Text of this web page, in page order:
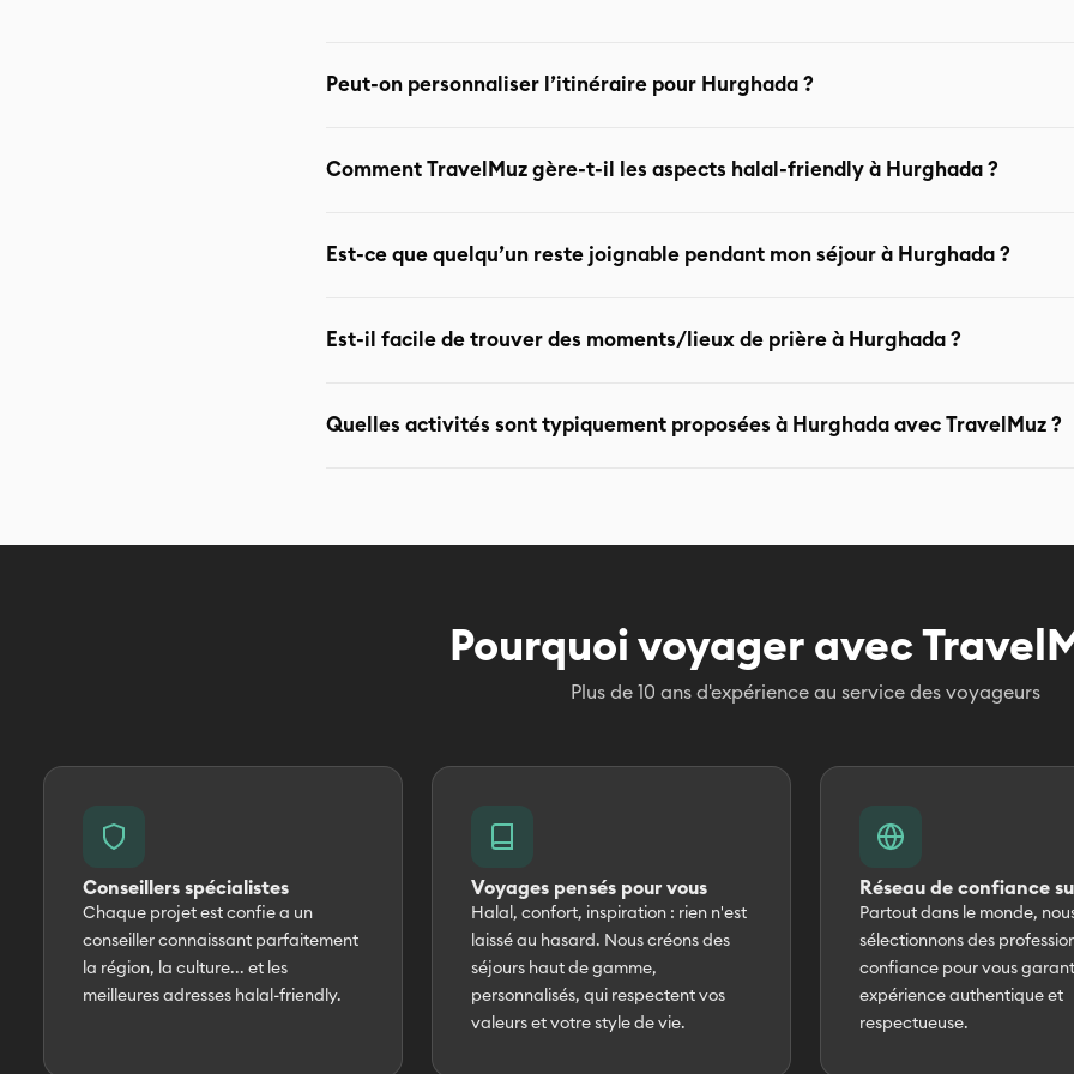
Peut-on personnaliser l’itinéraire pour Hurghada ?
Oui, tous les itinéraires sont modulables selon vos envies, votre budget et vos besoins
Comment TravelMuz gère-t-il les aspects halal-friendly à Hurghada ?
Les voyages TravelMuz sont conçus pour respecter vos valeurs : Hébergements sans
Est-ce que quelqu’un reste joignable pendant mon séjour à Hurghada ?
Oui — TravelMuz propose généralement une assistance 24h/24 pendant le voyage pour
Est-il facile de trouver des moments/lieux de prière à Hurghada ?
Hurghada, étant une destination touristique populaire, offre des mosquées et des
Quelles activités sont typiquement proposées à Hurghada avec TravelMuz ?
Pourquoi voyager avec
Plus de 10 ans d'expérience au service des voyageurs
Conseillers spécialistes
Chaque projet est confie a un
conseiller connaissant parfaitement
la région, la culture... et les
meilleures adresses halal-friendly.
Voyages pensés pour vous
Halal, confort, inspiration : rien n'est
laissé au hasard. Nous créons des
séjours haut de gamme,
personnalisés, qui respectent vos
valeurs et votre style de vie.
Réseau de confiance
Partout dans le monde,
sélectionnons des
confiance pour vous
expérience authentique et
respectueuse.